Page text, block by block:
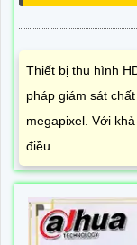
Thiết bị thu hình
pháp giám sát
megapixel. Với
điều...